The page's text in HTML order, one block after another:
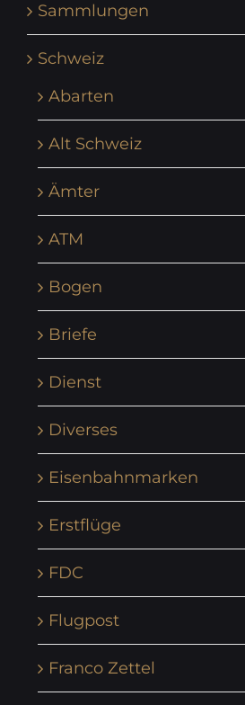
Sammlungen
Schweiz
Abarten
Alt Schweiz
Ämter
ATM
Bogen
Briefe
Dienst
Diverses
Eisenbahnmarken
Erstflüge
FDC
Flugpost
Franco Zettel